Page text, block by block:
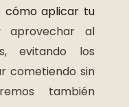
cómo aplicar tu
aprovechar al
evitando los
cometiendo sin
también